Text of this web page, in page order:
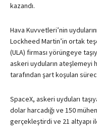
kazandı.
Hava Kuvvetleri’nin
Lockheed Martin’in ortak
(ULA) firması yörüngeye
askeri uyduların ateşlemeyi
tarafından şart koşulan
SpaceX, askeri uyduları
dolar harcadığı ve 150
gerçekleştirdi ve 21 altyapı